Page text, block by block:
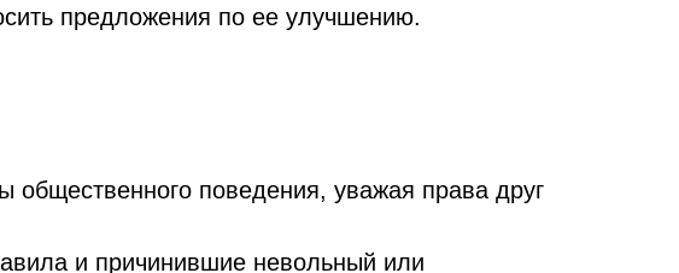
предложения по ее улучшению.
поведения, уважая права друг
и причинившие невольный или